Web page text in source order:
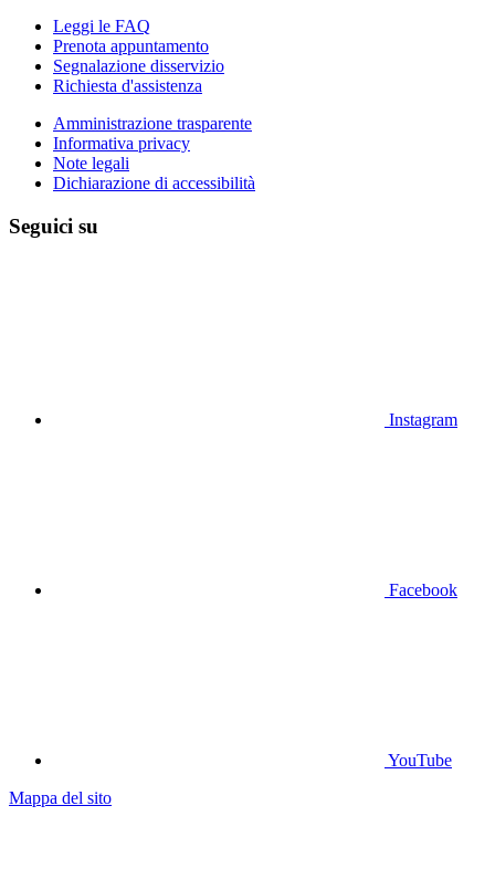
Leggi le FAQ
Prenota appuntamento
Segnalazione disservizio
Richiesta d'assistenza
Amministrazione trasparente
Informativa privacy
Note legali
Dichiarazione di accessibilità
Seguici su
Instagram
Facebook
YouTube
Mappa del sito